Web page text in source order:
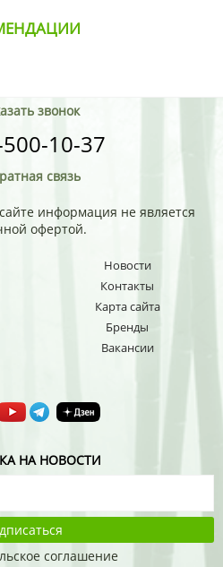
звонок
10-37
связь
информация не является
офертой.
Новости
Контакты
Карта сайта
Бренды
Вакансии
НА НОВОСТИ
соглашение